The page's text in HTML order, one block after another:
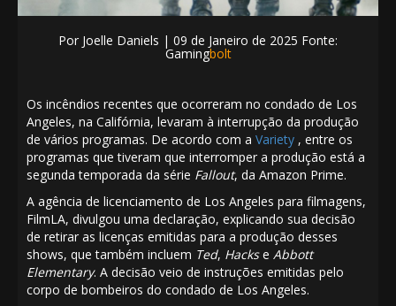
Por Joelle Daniels | 09 de Janeiro de 2025 Fonte:
Gamingbolt
Os incêndios recentes que ocorreram no condado de Los
Angeles, na Califórnia, levaram à interrupção da produção
de vários programas. De acordo com a Variety , entre os
programas que tiveram que interromper a produção está a
segunda temporada da série Fallout, da Amazon Prime.
A agência de licenciamento de Los Angeles para filmagens,
FilmLA, divulgou uma declaração, explicando sua decisão
de retirar as licenças emitidas para a produção desses
shows, que também incluem Ted, Hackse Abbott
Elementary. A decisão veio de instruções emitidas pelo
corpo de bombeiros do condado de Los Angeles.